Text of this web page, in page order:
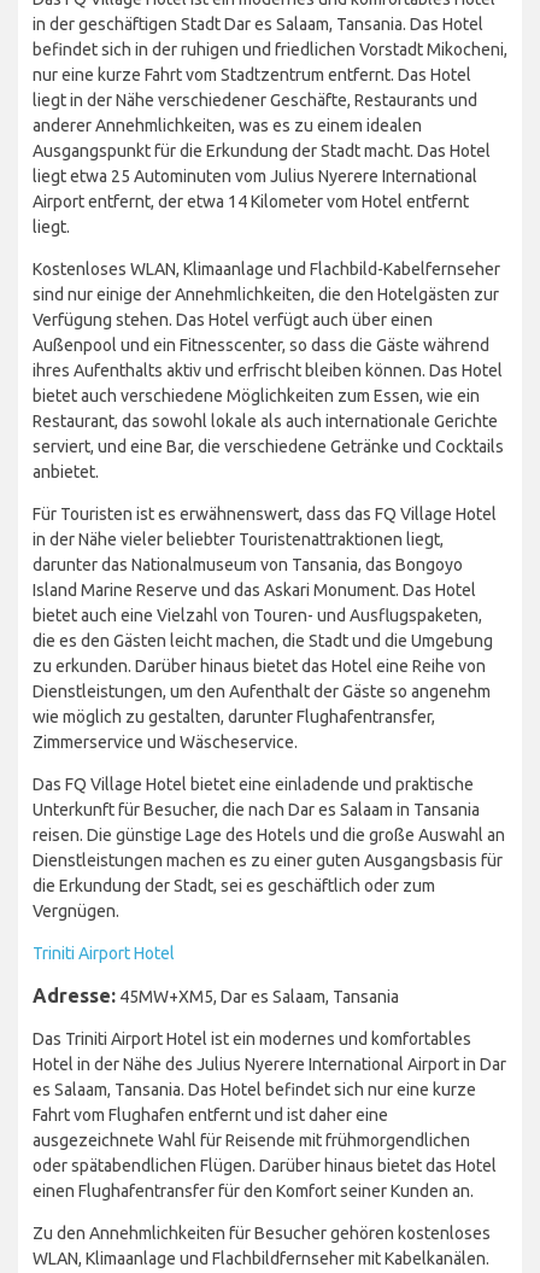
in der geschäftigen Stadt Dar es Salaam, Tansania. Das Hotel
befindet sich in der ruhigen und friedlichen Vorstadt Mikocheni,
nur eine kurze Fahrt vom Stadtzentrum entfernt. Das Hotel
liegt in der Nähe verschiedener Geschäfte, Restaurants und
anderer Annehmlichkeiten, was es zu einem idealen
Ausgangspunkt für die Erkundung der Stadt macht. Das Hotel
liegt etwa 25 Autominuten vom Julius Nyerere International
Airport entfernt, der etwa 14 Kilometer vom Hotel entfernt
liegt.
Kostenloses WLAN, Klimaanlage und Flachbild-Kabelfernseher
sind nur einige der Annehmlichkeiten, die den Hotelgästen zur
Verfügung stehen. Das Hotel verfügt auch über einen
Außenpool und ein Fitnesscenter, so dass die Gäste während
ihres Aufenthalts aktiv und erfrischt bleiben können. Das Hotel
bietet auch verschiedene Möglichkeiten zum Essen, wie ein
Restaurant, das sowohl lokale als auch internationale Gerichte
serviert, und eine Bar, die verschiedene Getränke und Cocktails
anbietet.
Für Touristen ist es erwähnenswert, dass das FQ Village Hotel
in der Nähe vieler beliebter Touristenattraktionen liegt,
darunter das Nationalmuseum von Tansania, das Bongoyo
Island Marine Reserve und das Askari Monument. Das Hotel
bietet auch eine Vielzahl von Touren- und Ausflugspaketen,
die es den Gästen leicht machen, die Stadt und die Umgebung
zu erkunden. Darüber hinaus bietet das Hotel eine Reihe von
Dienstleistungen, um den Aufenthalt der Gäste so angenehm
wie möglich zu gestalten, darunter Flughafentransfer,
Zimmerservice und Wäscheservice.
Das FQ Village Hotel bietet eine einladende und praktische
Unterkunft für Besucher, die nach Dar es Salaam in Tansania
reisen. Die günstige Lage des Hotels und die große Auswahl an
Dienstleistungen machen es zu einer guten Ausgangsbasis für
die Erkundung der Stadt, sei es geschäftlich oder zum
Vergnügen.
Triniti Airport Hotel
Adresse: 45MW+XM5, Dar es Salaam, Tansania
Das Triniti Airport Hotel ist ein modernes und komfortables
Hotel in der Nähe des Julius Nyerere International Airport in Dar
es Salaam, Tansania. Das Hotel befindet sich nur eine kurze
Fahrt vom Flughafen entfernt und ist daher eine
ausgezeichnete Wahl für Reisende mit frühmorgendlichen
oder spätabendlichen Flügen. Darüber hinaus bietet das Hotel
einen Flughafentransfer für den Komfort seiner Kunden an.
Zu den Annehmlichkeiten für Besucher gehören kostenloses
WLAN, Klimaanlage und Flachbildfernseher mit Kabelkanälen.